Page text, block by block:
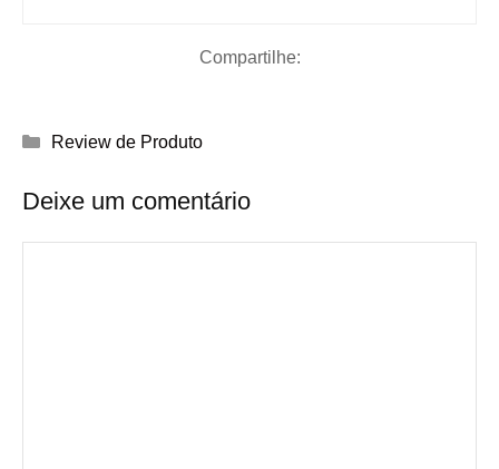
Compartilhe:
Categorias
Review de Produto
Deixe um comentário